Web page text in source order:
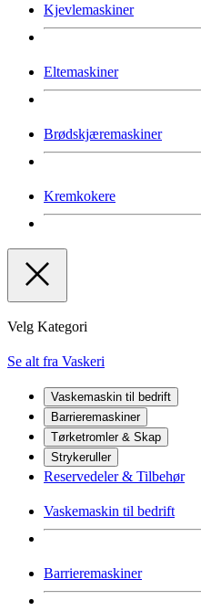
Kjevlemaskiner
Eltemaskiner
Brødskjæremaskiner
Kremkokere
Velg Kategori
Se alt fra Vaskeri
Vaskemaskin til bedrift
Barrieremaskiner
Tørketromler & Skap
Strykeruller
Reservedeler & Tilbehør
Vaskemaskin til bedrift
Barrieremaskiner